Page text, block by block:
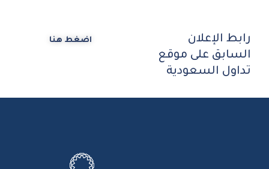
رابط الإعلان
السابق على موقع
تداول السعودية
اضغط هنا